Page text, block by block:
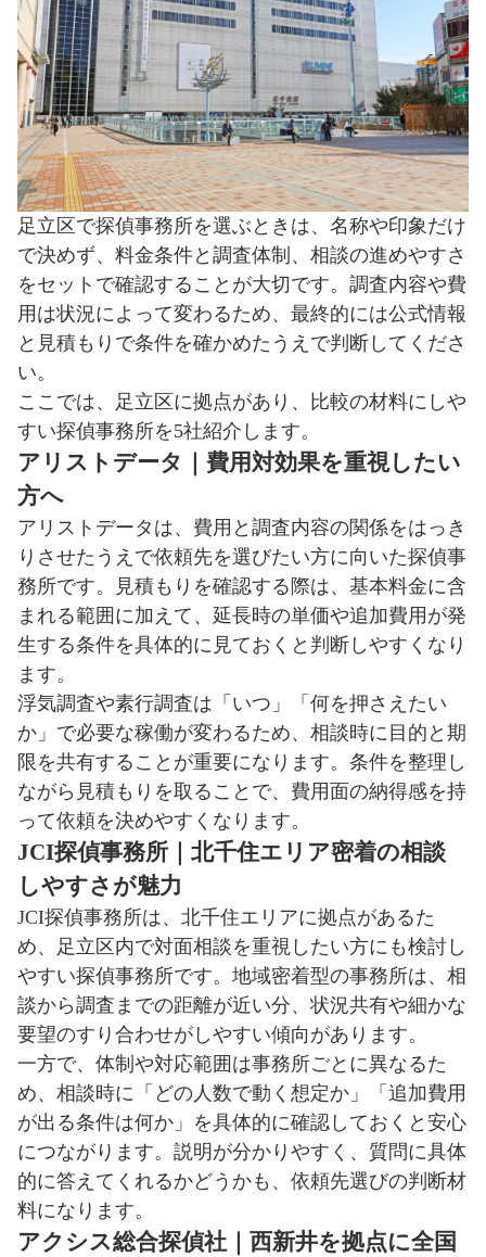
足立区で探偵事務所を選ぶときは、名称や印象だけ
で決めず、料金条件と調査体制、相談の進めやすさ
をセットで確認することが大切です。調査内容や費
用は状況によって変わるため、最終的には公式情報
と見積もりで条件を確かめたうえで判断してくださ
い。
ここでは、足立区に拠点があり、比較の材料にしや
すい探偵事務所を5社紹介します。
アリストデータ｜費用対効果を重視したい
方へ
アリストデータは、費用と調査内容の関係をはっき
りさせたうえで依頼先を選びたい方に向いた探偵事
務所です。見積もりを確認する際は、基本料金に含
まれる範囲に加えて、延長時の単価や追加費用が発
生する条件を具体的に見ておくと判断しやすくなり
ます。
浮気調査や素行調査は「いつ」「何を押さえたい
か」で必要な稼働が変わるため、相談時に目的と期
限を共有することが重要になります。条件を整理し
ながら見積もりを取ることで、費用面の納得感を持
って依頼を決めやすくなります。
JCI探偵事務所｜北千住エリア密着の相談
しやすさが魅力
JCI探偵事務所は、北千住エリアに拠点があるた
め、足立区内で対面相談を重視したい方にも検討し
やすい探偵事務所です。地域密着型の事務所は、相
談から調査までの距離が近い分、状況共有や細かな
要望のすり合わせがしやすい傾向があります。
一方で、体制や対応範囲は事務所ごとに異なるた
め、相談時に「どの人数で動く想定か」「追加費用
が出る条件は何か」を具体的に確認しておくと安心
につながります。説明が分かりやすく、質問に具体
的に答えてくれるかどうかも、依頼先選びの判断材
料になります。
アクシス総合探偵社｜西新井を拠点に全国